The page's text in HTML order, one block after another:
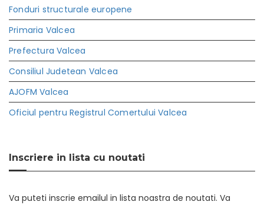
Fonduri structurale europene
Primaria Valcea
Prefectura Valcea
Consiliul Judetean Valcea
AJOFM Valcea
Oficiul pentru Registrul Comertului Valcea
Inscriere in lista cu noutati
Va puteti inscrie emailul in lista noastra de noutati. Va